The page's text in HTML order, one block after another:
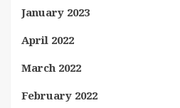
January 2023
April 2022
March 2022
February 2022